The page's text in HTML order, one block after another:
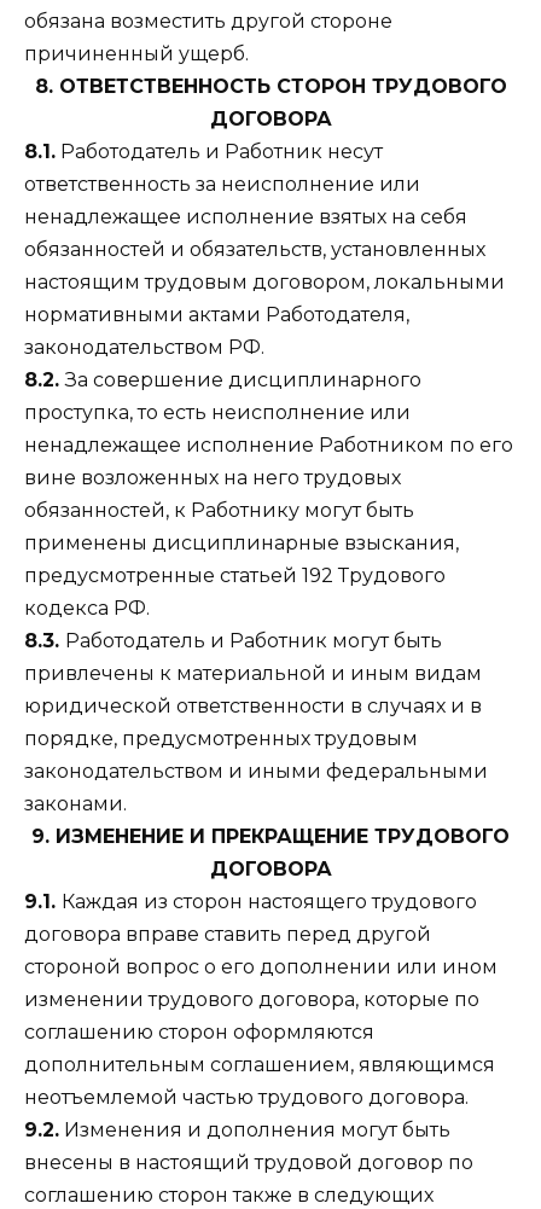
обязана возместить другой стороне
причиненный ущерб.
8. ОТВЕТСТВЕННОСТЬ СТОРОН ТРУДОВОГО
ДОГОВОРА
8.1. Работодатель и Работник несут
ответственность за неисполнение или
ненадлежащее исполнение взятых на себя
обязанностей и обязательств, установленных
настоящим трудовым договором, локальными
нормативными актами Работодателя,
законодательством РФ.
8.2.За совершение дисциплинарного
проступка, то есть неисполнение или
ненадлежащее исполнение Работником по его
вине возложенных на него трудовых
обязанностей, к Работнику могут быть
применены дисциплинарные взыскания,
предусмотренные статьей 192 Трудового
кодекса РФ.
8.3. Работодатель и Работник могут быть
привлечены к материальной и иным видам
юридической ответственности в случаях и в
порядке, предусмотренных трудовым
законодательством и иными федеральными
законами.
9. ИЗМЕНЕНИЕ И ПРЕКРАЩЕНИЕ ТРУДОВОГО
ДОГОВОРА
9.1. Каждая из сторон настоящего трудового
договора вправе ставить перед другой
стороной вопрос о его дополнении или ином
изменении трудового договора, которые по
соглашению сторон оформляются
дополнительным соглашением, являющимся
неотъемлемой частью трудового договора.
9.2. Изменения и дополнения могут быть
внесены в настоящий трудовой договор по
соглашению сторон также в следующих